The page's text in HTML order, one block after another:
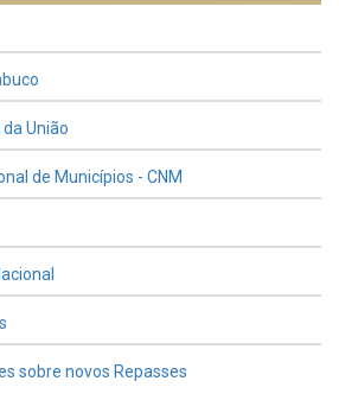
União
de Municípios - CNM
sobre novos Repasses